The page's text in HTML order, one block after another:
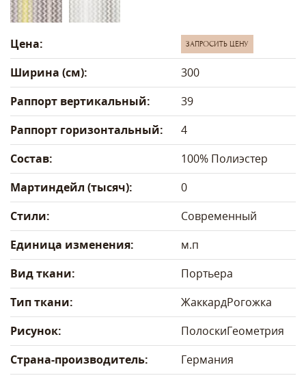
Цена: ЗАПРОСИТЬ ЦЕНУ
Ширина (см):
300
Раппорт вертикальный:
39
Раппорт горизонтальный:
4
Состав:
100% Полиэстер
Мартиндейл (тысяч):
0
Стили:
Современный
Единица изменения:
м.п
Вид ткани:
Портьера
Тип ткани:
ЖаккардРогожка
Рисунок:
ПолоскиГеометрия
Страна-производитель:
Германия